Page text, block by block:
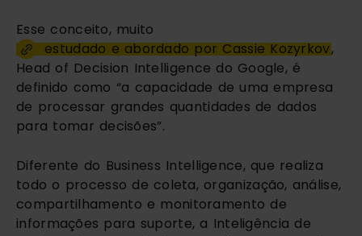
Esse conceito, muito
estudado e abordado por Cassie Kozyrkov,
Head of Decision Intelligence do Google, é
definido como “a capacidade de uma empresa
de processar grandes quantidades de dados
para tomar decisões”.
Diferente do Business Intelligence, que realiza
todo o processo de coleta, organização, análise,
compartilhamento e monitoramento de
informações para suporte, a Inteligência de